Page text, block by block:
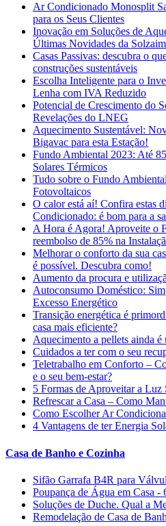
Ar Condicionado Monosplit
para os Seus Clientes
Inovação em Soluções de
Últimas Novidades da
Casas Passivas: descubra o
construções sustentáveis
Escolha Inteligente para o
Lenha com IVA Reduzido
Potencial de Crescimento do
Revelações do LNEG
Aquecimento Sustentável:
Bigavac para esta Estação!
Fundo Ambiental 2023: Até
Solares Térmicos
Tudo sobre o Fundo
Fotovoltaicos
O calor está aí! Confira estas
Condicionado: é bom para a
A Hora é Agora! Aproveite o
reembolso de 85% na
Melhorar o conforto da sua
é possível. Descubra como!
Aumento da procura e
Autoconsumo Doméstico:
Excesso Energético
Transição energética é
casa mais eficiente?
Aquecimento a pellets ainda
Cuidados a ter com o seu
Teletrabalho em Conforto –
e o seu bem-estar?
5 Formas de Aproveitar a Luz
Refrescar a Casa – Como
Como Escolher Ar
4 Vantagens de ter Energia
Casa de Banho e Cozinha
Sifão Garrafa B4R para
Poupança de Água em Casa -
Soluções de Duche. Qual a
Remodelação de Casa de